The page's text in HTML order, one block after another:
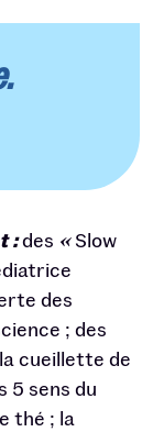
:des «Slow
des
; des
cueillette de
5 sens du
thé ; la